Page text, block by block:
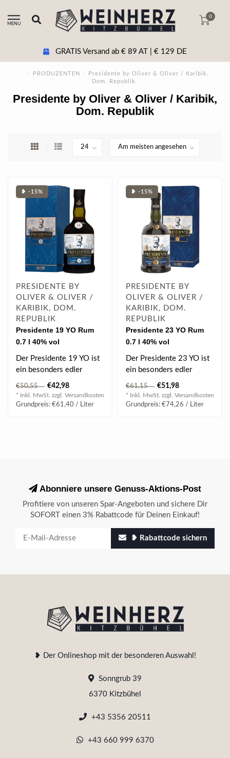
MENU
0
GRATIS Versand ab € 89 AT | € 129 DE
/ PRODUZENTEN /
Presidente by Oliver & Oliver / Karibik,
Dom. Republik
Presidente by Oliver & Oliver / Karibik,
Dom. Republik
❥ -15%
PRESIDENTE BY
OLIVER & OLIVER /
KARIBIK, DOM.
REPUBLIK
Presidente 19 YO Rum
0.7 l 40% vol
Der Presidente 19 YO ist
ein besonders edler
Tropfen, die aus Melasse
gebrannten..
€50,55 €42,98
* Inkl. MwSt. zzgl. Versandkosten
Grundpreis: €61,40 / Liter
❥ -15%
PRESIDENTE BY
OLIVER & OLIVER /
KARIBIK, DOM.
REPUBLIK
Presidente 23 YO Rum
0.7 l 40% vol
Der Presidente 23 YO ist
ein besonders edler
Tropfen, die aus Melasse
gebrannten..
€61,15 €51,98
* Inkl. MwSt. zzgl. Versandkosten
Grundpreis: €74,26 / Liter
Abonniere unsere Genuss-Aktions-Post
Profitiere von unseren Spar-Angeboten und sichere Dir
SOFORT einen 3% Rabattcode für Deinen Einkauf!
❥ Rabattcode sichern
❥ Der Onlineshop mit der besonderen Auswahl!
Sonngrub 39
6370 Kitzbühel
+43 5356 20511
+43 660 999 6370